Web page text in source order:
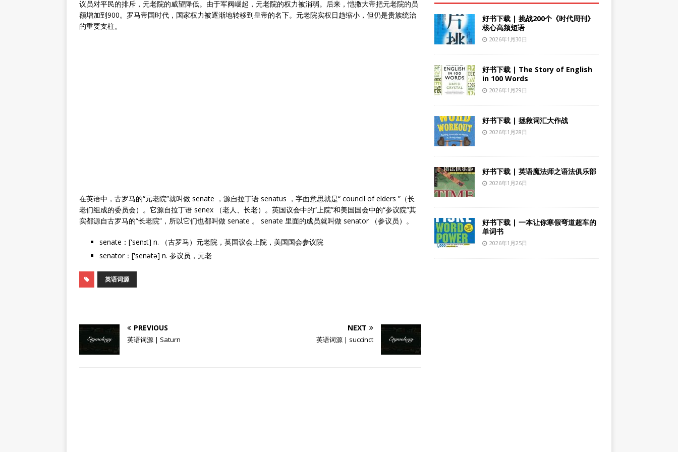
议员对平民的排斥，元老院的威望降低。由于军阀崛起，元老院的权力被消弱。后来，恺撒大帝把元老院的员
额增加到900。罗马帝国时代，国家权力被逐渐地转移到皇帝的名下。元老院实权日趋缩小，但仍是贵族统治
的重要支柱。
在英语中，古罗马的“元老院”就叫做 senate ，源自拉丁语 senatus ，字面意思就是“ council of elders ”（长
老们组成的委员会）。它源自拉丁语 senex （老人、长老）。英国议会中的“上院”和美国国会中的“参议院”其
实都源自古罗马的“长老院”，所以它们也都叫做 senate 。 senate 里面的成员就叫做 senator （参议员）。
senate：['senɪt] n. （古罗马）元老院，英国议会上院，美国国会参议院
senator：['senətə] n. 参议员，元老
英语词源
PREVIOUS
英语词源 | Saturn
NEXT
英语词源 | succinct
好书下载 | 挑战200个《时代周刊》
核心高频短语
2026年1月30日
好书下载 | The Story of English
in 100 Words
2026年1月29日
好书下载 | 拯救词汇大作战
2026年1月28日
好书下载 | 英语魔法师之语法俱乐部
2026年1月26日
好书下载 | 一本让你寒假弯道超车的
单词书
2026年1月25日